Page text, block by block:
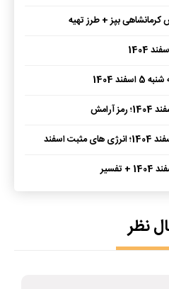
بپز + طرز تهیه
1404
نظر